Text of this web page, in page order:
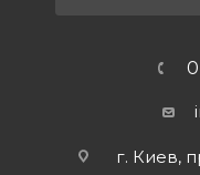
г. Киев,